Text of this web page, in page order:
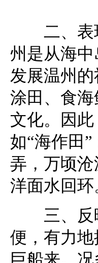
二、表现
州是从海
发展温州
涂田、食
文化。因
如“海作田
弄，万顷
洋面水回
三、反映
便，有力